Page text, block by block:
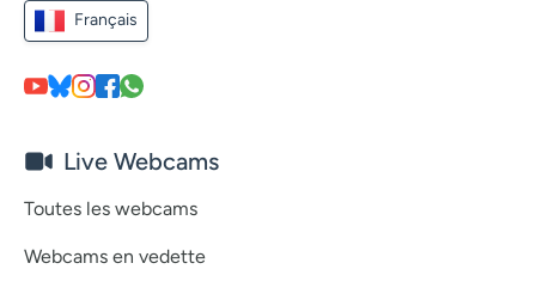
Français
Live Webcams
Toutes les webcams
Webcams en vedette